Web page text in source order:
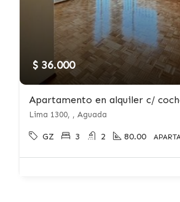
$ 36.000
Apartamento en alquiler c/
Lima 1300, , Aguada
GZ 3 2 80.00